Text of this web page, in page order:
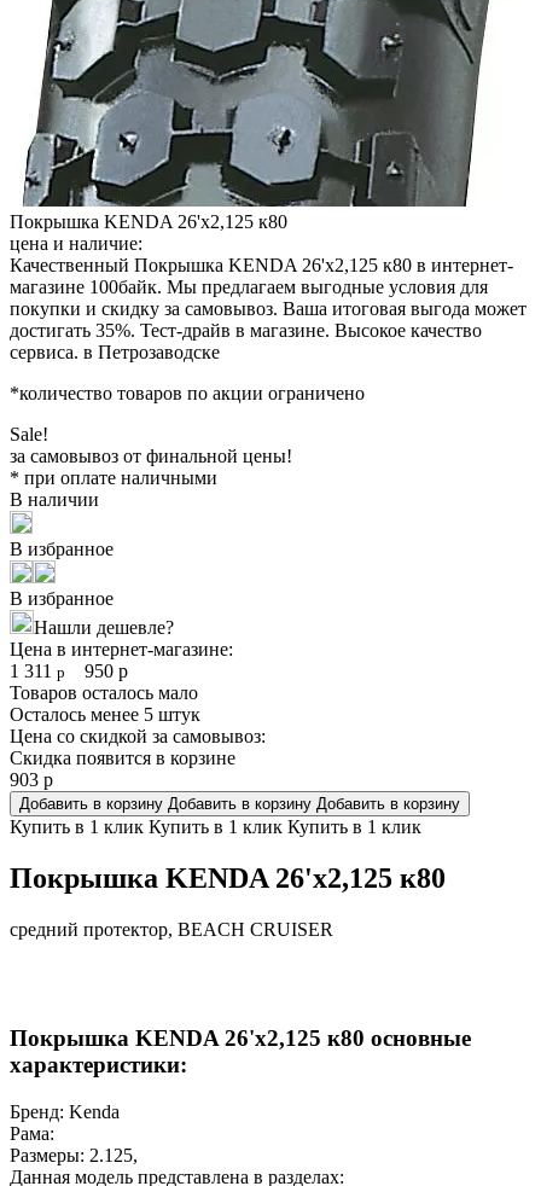
Покрышка KENDA 26'х2,125 к80
цена и наличие:
Качественный Покрышка KENDA 26'х2,125 к80 в интернет-
магазине 100байк. Мы предлагаем выгодные условия для
покупки и скидку за самовывоз. Ваша итоговая выгода может
достигать 35%. Тест-драйв в магазине. Высокое качество
сервиса. в Петрозаводске
*количество товаров по акции ограничено
Sale!
за самовывоз от финальной цены!
* при оплате наличными
В наличии
В избранное
В избранное
Нашли дешевле?
Цена в интернет-магазине:
1 311 р 950 р
Товаров осталось мало
Осталось менее 5 штук
Цена со скидкой за самовывоз:
Скидка появится в корзине
903 р
Добавить в корзину Добавить в корзину Добавить в корзину
Купить в 1 клик Купить в 1 клик Купить в 1 клик
Покрышка KENDA 26'х2,125 к80
средний протектор, BEACH CRUISER
Покрышка KENDA 26'х2,125 к80 основные
характеристики:
Бренд: Kenda
Рама:
Размеры: 2.125,
Данная модель представлена в разделах: